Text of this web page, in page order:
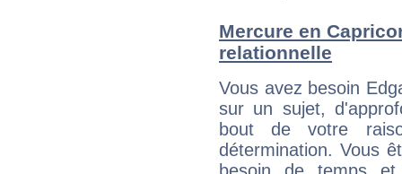
Mercure en
relationnelle
Vous avez besoin
sur un sujet,
bout de votre
détermination. Vous